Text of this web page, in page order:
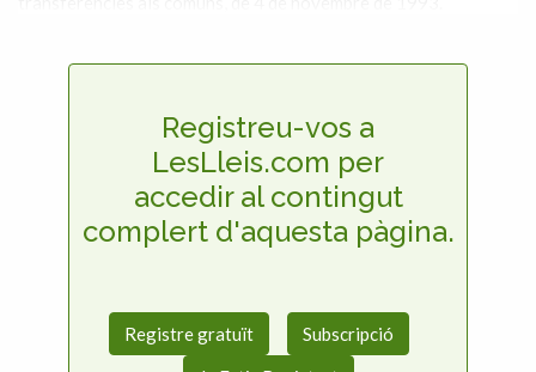
Registreu-vos a
LesLleis.com per
accedir al contingut
complert d'aquesta pàgina.
Registre gratuït
Subscripció